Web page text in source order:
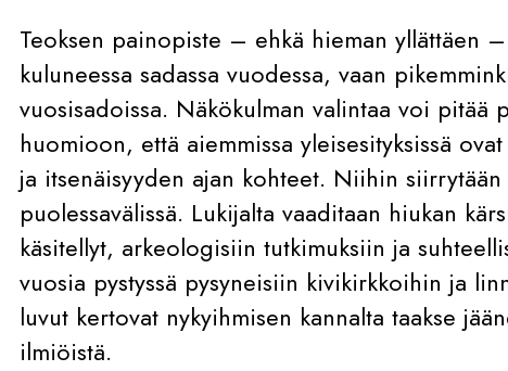
Teoksen painopiste – ehkä hieman yllättäen
kuluneessa sadassa vuodessa, vaan
vuosisadoissa. Näkökulman valintaa voi pitää
huomioon, että aiemmissa yleisesityksissä
ja itsenäisyyden ajan kohteet. Niihin siirrytään
puolessavälissä. Lukijalta vaaditaan hiukan
käsitellyt, arkeologisiin tutkimuksiin ja
vuosia pystyssä pysyneisiin kivikirkkoihin ja
luvut kertovat nykyihmisen kannalta taakse
ilmiöistä.